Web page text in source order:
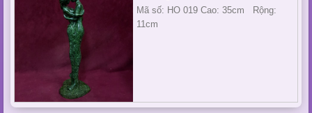
Mã số: HO 019 Cao: 35cm Rộng:
11cm